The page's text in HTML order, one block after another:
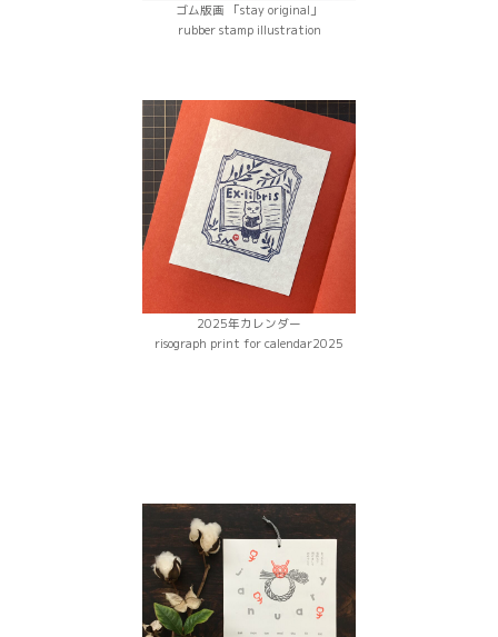
ゴム版画 「stay original」
rubber stamp illustration
2025年カレンダー
risograph print for calendar2025